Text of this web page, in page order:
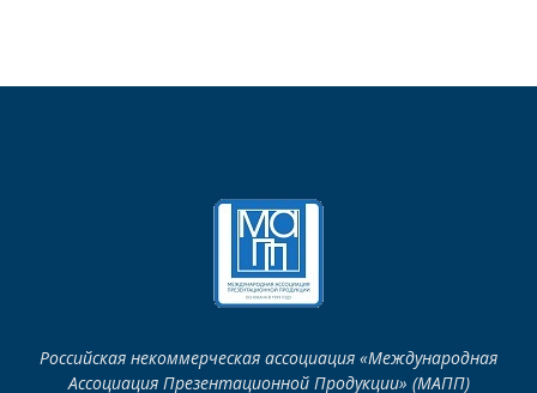
Российская некоммерческая ассоциация «Международная
Ассоциация Презентационной Продукции» (МАПП)